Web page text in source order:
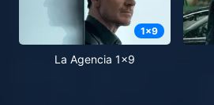
1x9
La Agencia 1x9